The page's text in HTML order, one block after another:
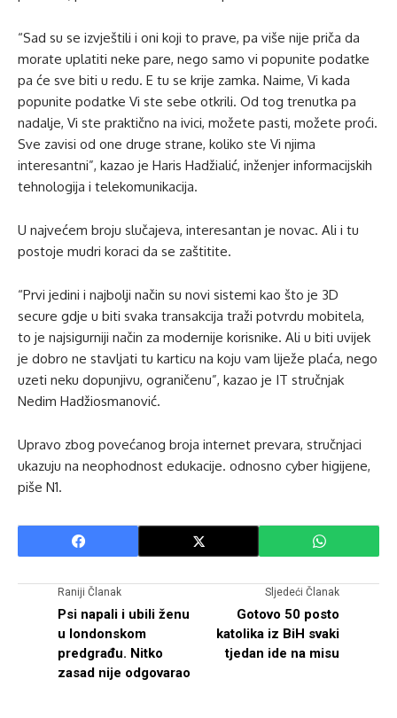
“Sad su se izvještili i oni koji to prave, pa više nije priča da
morate uplatiti neke pare, nego samo vi popunite podatke
pa će sve biti u redu. E tu se krije zamka. Naime, Vi kada
popunite podatke Vi ste sebe otkrili. Od tog trenutka pa
nadalje, Vi ste praktično na ivici, možete pasti, možete proći.
Sve zavisi od one druge strane, koliko ste Vi njima
interesantni”, kazao je Haris Hadžialić, inženjer informacijskih
tehnologija i telekomunikacija.
U najvećem broju slučajeva, interesantan je novac. Ali i tu
postoje mudri koraci da se zaštitite.
“Prvi jedini i najbolji način su novi sistemi kao što je 3D
secure gdje u biti svaka transakcija traži potvrdu mobitela,
to je najsigurniji način za modernije korisnike. Ali u biti uvijek
je dobro ne stavljati tu karticu na koju vam liježe plaća, nego
uzeti neku dopunjivu, ograničenu”, kazao je IT stručnjak
Nedim Hadžiosmanović.
Upravo zbog povećanog broja internet prevara, stručnjaci
ukazuju na neophodnost edukacije. odnosno cyber higijene,
piše N1.
Raniji Članak
Psi napali i ubili ženu
u londonskom
predgrađu. Nitko
zasad nije odgovarao
Sljedeći Članak
Gotovo 50 posto
katolika iz BiH svaki
tjedan ide na misu